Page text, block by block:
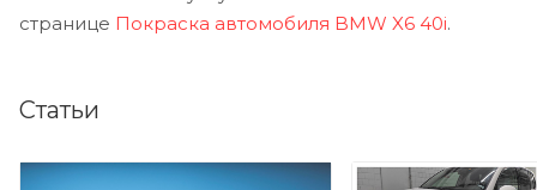
странице Покраска автомобиля BMW X6 40i.
Статьи